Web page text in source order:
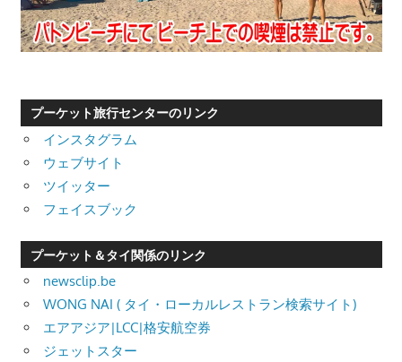
プーケット旅行センターのリンク
インスタグラム
ウェブサイト
ツイッター
フェイスブック
プーケット＆タイ関係のリンク
newsclip.be
WONG NAI ( タイ・ローカルレストラン検索サイト)
エアアジア|LCC|格安航空券
ジェットスター